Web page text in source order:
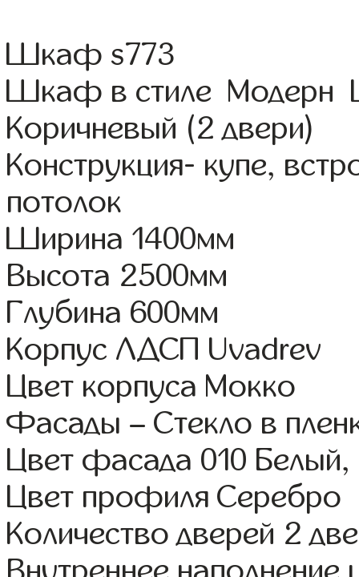
Шкаф s773
Шкаф в стиле Модерн
Коричневый (2 двери)
Конструкция- купе,
потолок
Ширина 1400мм
Высота 2500мм
Глубина 600мм
Корпус ЛДСП Uvadrev
Цвет корпуса Мокко
Фасады – Стекло в
Цвет фасада 010
Цвет профиля Серебро
Количество дверей 2